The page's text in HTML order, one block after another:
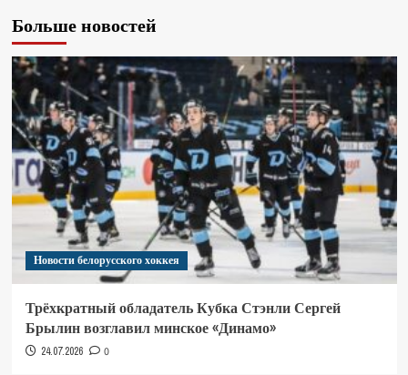
Больше новостей
Новости белорусского хоккея
Трёхкратный обладатель Кубка Стэнли Сергей
Брылин возглавил минское «Динамо»
24.07.2026 0